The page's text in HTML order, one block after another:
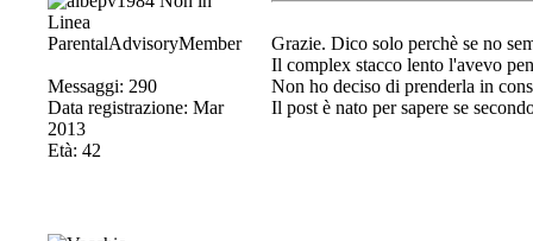
ParentalAdvisoryMember
Messaggi: 290
Data registrazione: Mar
2013
Età: 42
Grazie. Dico solo perchè se no
Il complex stacco lento l'avevo
Non ho deciso di prenderla in
Il post è nato per sapere se